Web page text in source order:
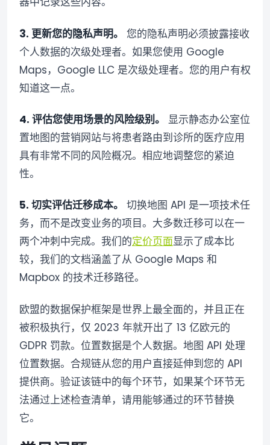
3. 更新您的隐私声明。
您的隐私声明必须披露接收
个人数据的次级处理者。如果您使用 Google
Maps，Google LLC 是次级处理者。您的用户有权
知道这一点。
4. 评估您使用场景的风险级别。
显示静态办公室位
置地图的营销网站与将患者路由到诊所的医疗应用
具有非常不同的风险概况。相应地调整您的紧迫
性。
5. 切实评估迁移成本。
切换地图 API 是一项技术任
务，而不是改变业务的项目。大多数迁移可以在一
两个冲刺中完成。我们的定价页面显示了成本比
较，我们的文档涵盖了从 Google Maps 和
Mapbox 的技术迁移路径。
欧盟的数据保护框架是世界上最全面的，并且正在
被积极执行，仅 2023 年就开出了 13 亿欧元的
GDPR 罚款。位置数据是个人数据。地图 API 处理
位置数据。合规链从您的用户直接延伸到您的 API
提供商。验证该链中的每个环节，如果某个环节无
法通过上述检查清单，请用能够通过的环节替换
它。